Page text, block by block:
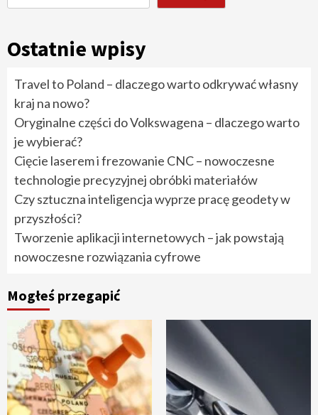
Ostatnie wpisy
Travel to Poland – dlaczego warto odkrywać własny
kraj na nowo?
Oryginalne części do Volkswagena – dlaczego warto
je wybierać?
Cięcie laserem i frezowanie CNC – nowoczesne
technologie precyzyjnej obróbki materiałów
Czy sztuczna inteligencja wyprze pracę geodety w
przyszłości?
Tworzenie aplikacji internetowych – jak powstają
nowoczesne rozwiązania cyfrowe
Mogłeś przegapić